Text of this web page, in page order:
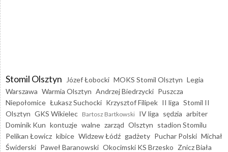
Stomil Olsztyn Józef Łobocki MOKS Stomil Olsztyn Legia
Warszawa Warmia Olsztyn Andrzej Biedrzycki Puszcza
Niepołomice Łukasz Suchocki Krzysztof Filipek II liga Stomil II
Olsztyn GKS Wikielec Bartosz Bartkowski IV liga sędzia arbiter
Dominik Kun kontuzje walne zarząd Olsztyn stadion Stomilu
Pelikan Łowicz kibice Widzew Łódź gadżety Puchar Polski Michał
Świderski Paweł Baranowski Okocimski KS Brzesko Znicz Biała